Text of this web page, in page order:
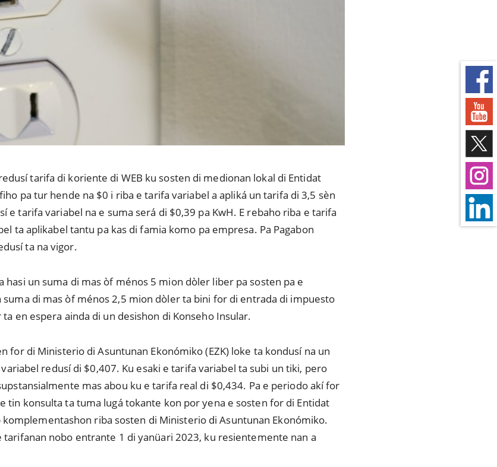
tarifa di koriente di WEB ku sosten di medionan lokal di Entidat
pa tur hende na $0 i riba e tarifa variabel a apliká un tarifa di 3,5 sèn
e tarifa variabel na e suma será di $0,39 pa KwH. E rebaho riba e tarifa
ta aplikabel tantu pa kas di famia komo pa empresa. Pa Pagabon
ta na vigor.
hasi un suma di mas òf ménos 5 mion dòler liber pa sosten pa e
di mas òf ménos 2,5 mion dòler ta bini for di entrada di impuesto
en espera ainda di un desishon di Konseho Insular.
for di Ministerio di Asuntunan Ekonómiko (EZK) loke ta kondusí na un
redusí di $0,407. Ku esaki e tarifa variabel ta subi un tiki, pero
mas abou ku e tarifa real di $0,434. Pa e periodo akí for
tin konsulta ta tuma lugá tokante kon por yena e sosten for di Entidat
riba sosten di Ministerio di Asuntunan Ekonómiko.
tarifanan nobo entrante 1 di yanüari 2023, ku resientemente nan a